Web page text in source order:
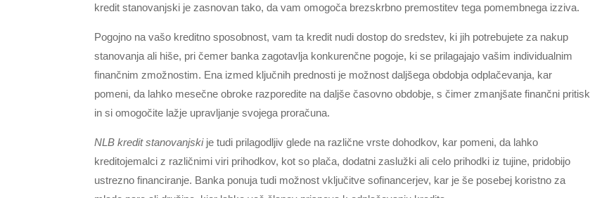
kredit stanovanjski je zasnovan tako, da vam omogoča brezskrbno premostitev tega pomembnega izziva.
Pogojno na vašo kreditno sposobnost, vam ta kredit nudi dostop do sredstev, ki jih potrebujete za nakup
stanovanja ali hiše, pri čemer banka zagotavlja konkurenčne pogoje, ki se prilagajajo vašim individualnim
finančnim zmožnostim. Ena izmed ključnih prednosti je možnost daljšega obdobja odplačevanja, kar
pomeni, da lahko mesečne obroke razporedite na daljše časovno obdobje, s čimer zmanjšate finančni pritisk
in si omogočite lažje upravljanje svojega proračuna.
NLB kredit stanovanjskije tudi prilagodljiv glede na različne vrste dohodkov, kar pomeni, da lahko
kreditojemalci z različnimi viri prihodkov, kot so plača, dodatni zaslužki ali celo prihodki iz tujine, pridobijo
ustrezno financiranje. Banka ponuja tudi možnost vključitve sofinancerjev, kar je še posebej koristno za